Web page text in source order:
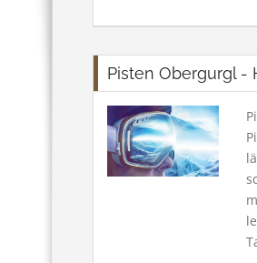
Pisten Obergurgl -